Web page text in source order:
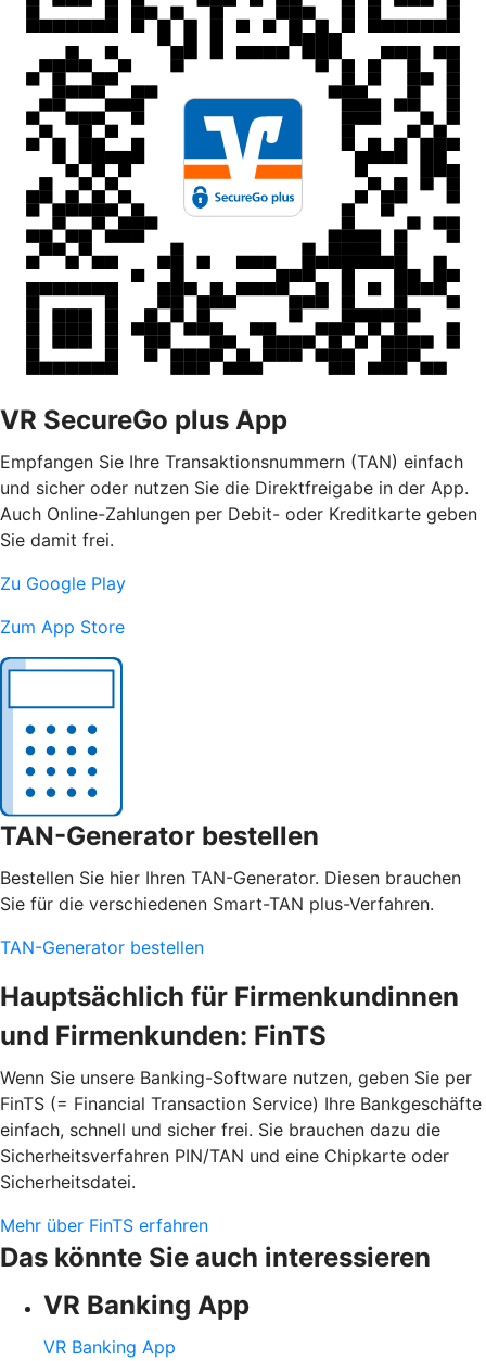
VR SecureGo plus App
Empfangen Sie Ihre Transaktionsnummern (TAN) einfach
und sicher oder nutzen Sie die Direktfreigabe in der App.
Auch Online-Zahlungen per Debit- oder Kreditkarte geben
Sie damit frei.
Zu Google Play
Zum App Store
TAN-Generator bestellen
Bestellen Sie hier Ihren TAN-Generator. Diesen brauchen
Sie für die verschiedenen Smart-TAN plus-Verfahren.
TAN-Generator bestellen
Hauptsächlich für Firmenkundinnen
und Firmenkunden: FinTS
Wenn Sie unsere Banking-Software nutzen, geben Sie per
FinTS (= Financial Transaction Service) Ihre Bankgeschäfte
einfach, schnell und sicher frei. Sie brauchen dazu die
Sicherheitsverfahren PIN/TAN und eine Chipkarte oder
Sicherheitsdatei.
Mehr über FinTS erfahren
Das könnte Sie auch interessieren
VR Banking App
VR Banking App